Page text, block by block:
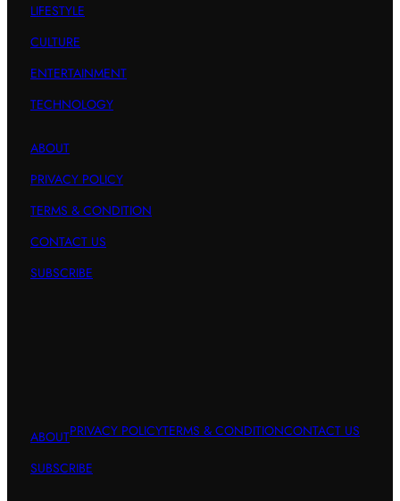
LIFESTYLE
CULTURE
ENTERTAINMENT
TECHNOLOGY
ABOUT
PRIVACY POLICY
TERMS & CONDITION
CONTACT US
SUBSCRIBE
ABOUTPRIVACY POLICYTERMS & CONDITIONCONTACT US
SUBSCRIBE